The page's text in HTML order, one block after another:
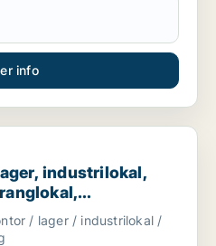
info
butik, klinik,
industrilokal,
hotell
Malmö
/ lager / industrilokal /